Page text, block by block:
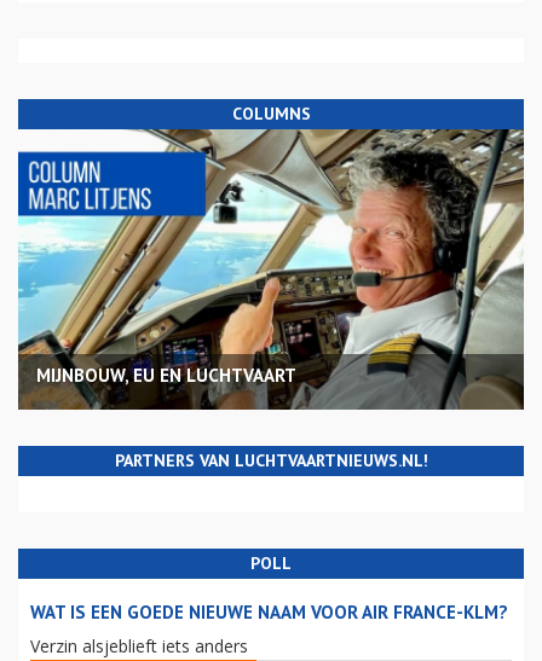
COLUMNS
MIJNBOUW, EU EN LUCHTVAART
PARTNERS VAN LUCHTVAARTNIEUWS.NL!
POLL
WAT IS EEN GOEDE NIEUWE NAAM VOOR AIR FRANCE-KLM?
Verzin alsjeblieft iets anders